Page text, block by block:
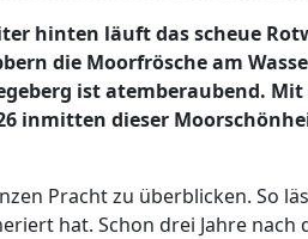
hinten läuft das scheue
die Moorfrösche am
ist atemberaubend. Mit
inmitten dieser
Pracht zu überblicken. So
hat. Schon drei Jahre nach